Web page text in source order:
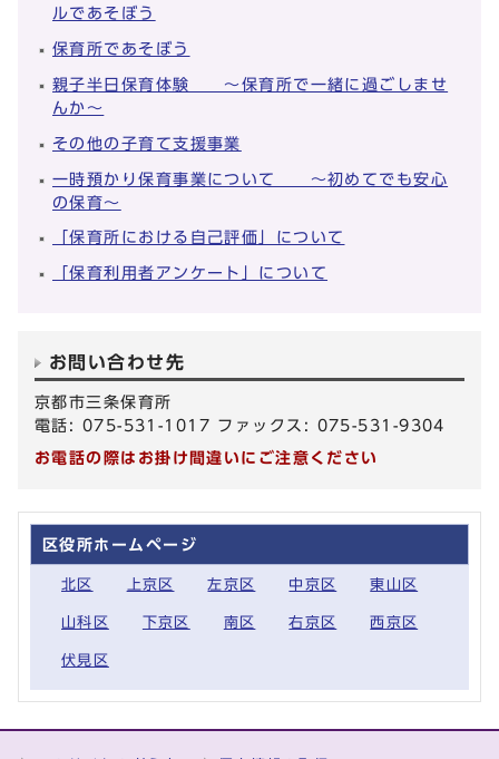
ルであそぼう
保育所であそぼう
親子半日保育体験 ～保育所で一緒に過ごしませ
んか～
その他の子育て支援事業
一時預かり保育事業について ～初めてでも安心
の保育～
「保育所における自己評価」について
「保育利用者アンケート」について
お問い合わせ先
京都市三条保育所
電話: 075-531-1017 ファックス: 075-531-9304
お電話の際はお掛け間違いにご注意ください
区役所ホームページ
北区 上京区 左京区 中京区 東山区
山科区 下京区 南区 右京区 西京区
伏見区